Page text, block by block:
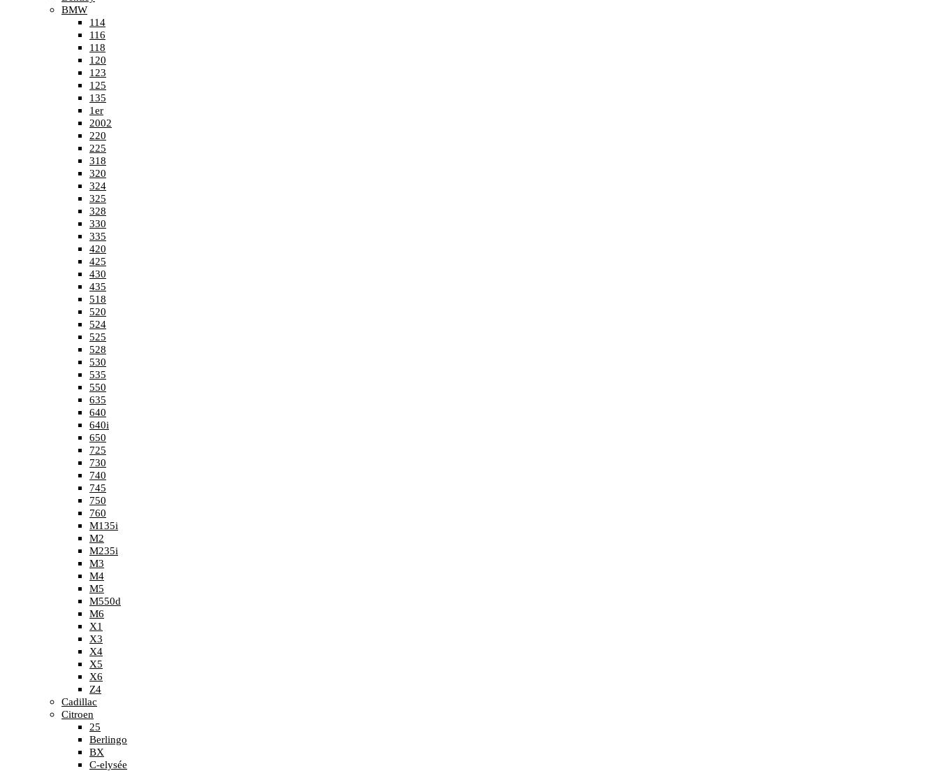
BMW
114
116
118
120
123
125
135
1er
2002
220
225
318
320
324
325
328
330
335
420
425
430
435
518
520
524
525
528
530
535
550
635
640
640i
650
725
730
740
745
750
760
M135i
M2
M235i
M3
M4
M5
M550d
M6
X1
X3
X4
X5
X6
Z4
Cadillac
Citroen
25
Berlingo
BX
C-elysée